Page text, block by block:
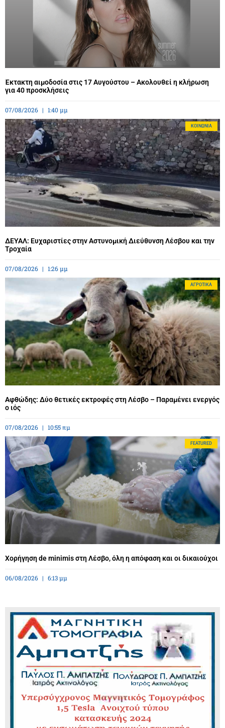
Έκτακτη αιμοδοσία στις 17 Αυγούστου – Ακολουθεί η κλήρωση
για 40 προσκλήσεις
07/08/2026 1:40 μμ
ΚΟΙΝΩΝΊΑ
ΔΕΥΑΛ: Ευχαριστίες στην Αστυνομική Διεύθυνση Λέσβου και την
Τροχαία
07/08/2026 1:26 μμ
ΑΓΡΟΤΙΚΆ
Αφθώδης: Δύο θετικές εκτροφές στη Λέσβο – Παραμένει ενεργός
ο ιός
07/08/2026 10:55 πμ
FEATURED
Χορήγηση de minimis στη Λέσβο, όλη η απόφαση και οι δικαιούχοι
06/08/2026 6:13 μμ